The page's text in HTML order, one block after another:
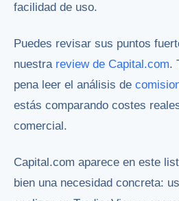
facilidad de uso.
Puedes revisar sus puntos
nuestra review de Capital.com.
pena leer el análisis de
estás comparando costes
comercial.
Capital.com aparece en este
bien una necesidad concreta: